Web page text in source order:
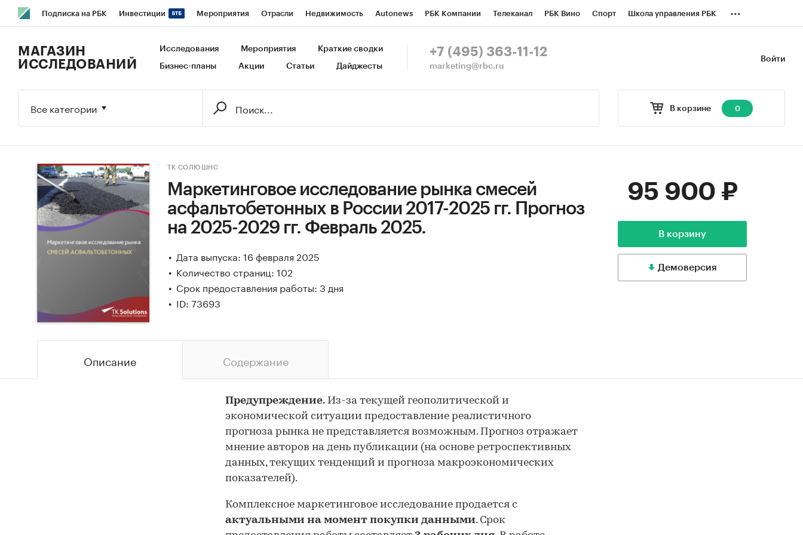
Подписка на РБК Инвестиции Мероприятия Отрасли Недвижимость Autonews РБК Компании Телеканал РБК Вино Спорт Школа управления РБК
Исследования Кредитные рейтинги Франшизы Газета Спецпроекты СПб Конференции СПб Спецпроекты
...
Войти
МАГАЗИН
ИССЛЕДОВАНИЙ
Исследования Мероприятия Краткие сводки
Бизнес-планы Акции Статьи Дайджесты
+7 (495) 363-11-12
marketing@rbc.ru
В корзине 0
Все категории
ТК СОЛЮШНС
Маркетинговое исследование рынка смесей
асфальтобетонных в России 2017-2025 гг. Прогноз
на 2025-2029 гг. Февраль 2025.
Дата выпуска: 16 февраля 2025
Количество страниц: 102
Срок предоставления работы: 3 дня
ID: 73693
95 900 ₽
В корзину
Демоверсия
Описание Содержание
Предупреждение. Из-за текущей геополитической и
экономической ситуации предоставление реалистичного
прогноза рынка не представляется возможным. Прогноз отражает
мнение авторов на день публикации (на основе ретроспективных
данных, текущих тенденций и прогноза макроэкономических
показателей).
Комплексное маркетинговое исследование продается с
актуальными на момент покупки данными. Срок